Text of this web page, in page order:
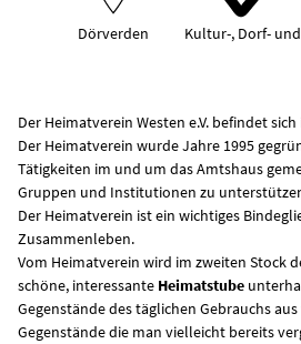
Dörverden Kultur-, Dorf-
Der Heimatverein Westen e.V. befindet
Der Heimatverein wurde Jahre 1995
Tätigkeiten im und um das Amtshaus
Gruppen und Institutionen zu
Der Heimatverein ist ein wichtiges
Zusammenleben.
Vom Heimatverein wird im zweiten Stock
schöne, interessante Heimatstube
Gegenstände des täglichen Gebrauchs
Gegenstände die man vielleicht bereits